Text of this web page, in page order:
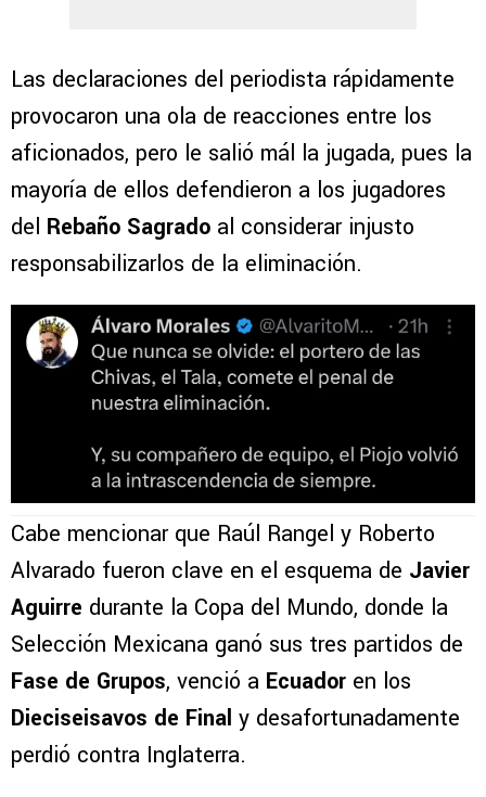
Las declaraciones del periodista rápidamente
provocaron una ola de reacciones entre los
aficionados, pero le salió mál la jugada, pues la
mayoría de ellos defendieron a los jugadores
del Rebaño Sagrado al considerar injusto
responsabilizarlos de la eliminación.
Cabe mencionar que Raúl Rangel y Roberto
Alvarado fueron clave en el esquema de Javier
Aguirre durante la Copa del Mundo, donde la
Selección Mexicana ganó sus tres partidos de
Fase de Grupos, venció a Ecuador en los
Dieciseisavos de Final y desafortunadamente
perdió contra Inglaterra.